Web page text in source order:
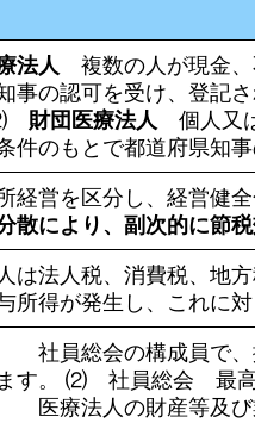
法人 複数の人が現金
事の認可を受け、登記
財団医療法人 個人又
件のもとで都道府県知
経営を区分し、経営健
散により、副次的に節税
法人税、消費税、地
所得が発生し、これに
総会の構成員で、拠
ます。 ⑵ 社員総会 最
法人の財産等及び業